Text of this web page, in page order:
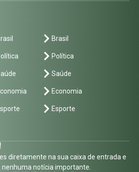
Brasil
Política
Saúde
Economia
Esporte
diretamente na sua caixa de entrada e
nenhuma notícia importante.